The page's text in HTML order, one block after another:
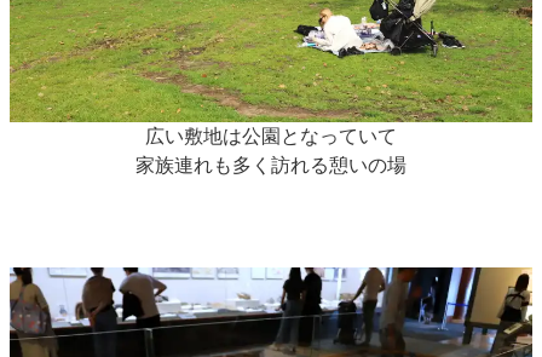
広い敷地は公園となっていて
家族連れも多く訪れる憩いの場